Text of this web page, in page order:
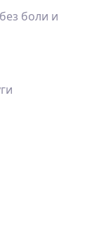
боли и